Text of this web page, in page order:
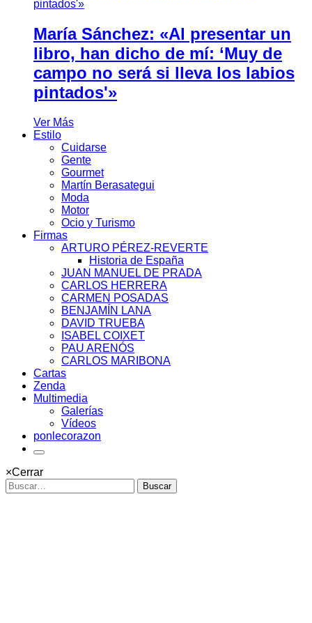
María Sánchez: «Al presentar un
libro, han dicho de mí: ‘Muy de
campo no será si lleva los labios
pintados'»
Ver Más
Estilo
Cuidarse
Gente
Gourmet
Martín Berasategui
Moda
Motor
Ocio y Turismo
Firmas
ARTURO PÉREZ-REVERTE
Historia de España
JUAN MANUEL DE PRADA
CARLOS HERRERA
CARMEN POSADAS
BENJAMÍN LANA
DAVID TRUEBA
ISABEL COIXET
PAU ARENÓS
CARLOS MARIBONA
Cartas
Zenda
Multimedia
Galerías
Vídeos
ponlecorazon
×Cerrar
Buscar